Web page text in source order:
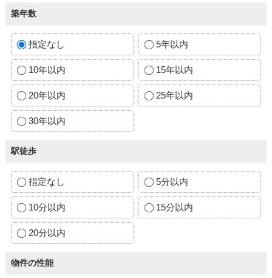
築年数
指定なし 5年以内
10年以内 15年以内
20年以内 25年以内
30年以内
駅徒歩
指定なし 5分以内
10分以内 15分以内
20分以内
物件の性能